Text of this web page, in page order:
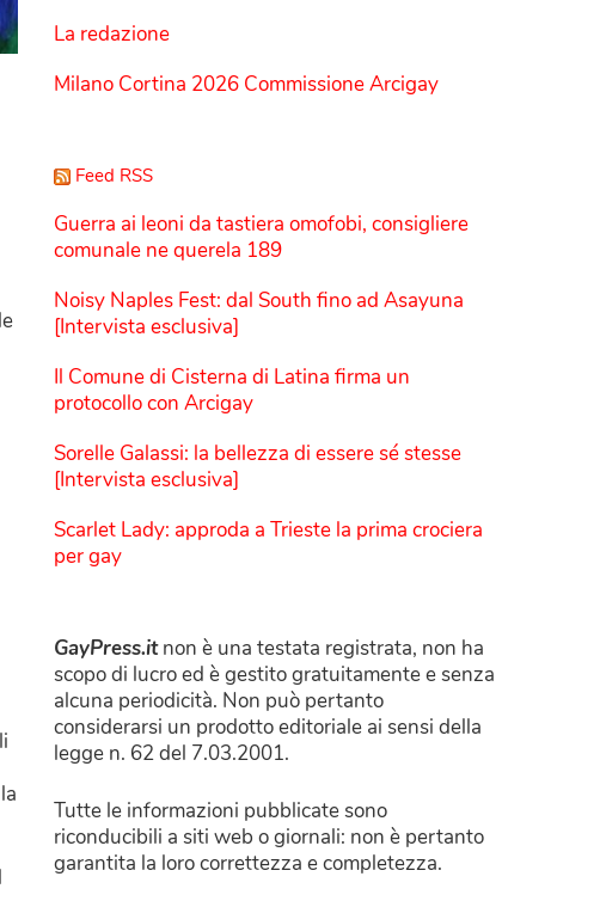
La redazione
Milano Cortina 2026 Commissione Arcigay
Feed RSS
Guerra ai leoni da tastiera omofobi, consigliere
comunale ne querela 189
Noisy Naples Fest: dal South fino ad Asayuna
[Intervista esclusiva]
Il Comune di Cisterna di Latina firma un
protocollo con Arcigay
Sorelle Galassi: la bellezza di essere sé stesse
[Intervista esclusiva]
Scarlet Lady: approda a Trieste la prima crociera
per gay
GayPress.itnon è una testata registrata, non ha
scopo di lucro ed è gestito gratuitamente e senza
alcuna periodicità. Non può pertanto
considerarsi un prodotto editoriale ai sensi della
legge n. 62 del 7.03.2001.
Tutte le informazioni pubblicate sono
riconducibili a siti web o giornali: non è pertanto
garantita la loro correttezza e completezza.